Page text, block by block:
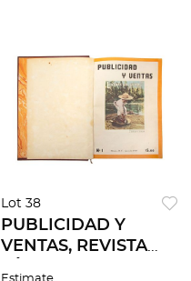
Lot 38
PUBLICIDAD Y
VENTAS, REVISTA